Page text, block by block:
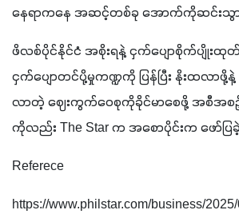
နေရာကနေ အဆင့်တစ်ခု အောက်ကိုဆင်းသွာ
ဖိလစ်ပိုင်နိုင်ငံ အစိုးရနဲ့ ငှက်ပျောစိုက်ပျို
ငှက်ပျောတင်ပို့မှုကဏ္ဍကို ပြန်ပြီး နိုးထလာဖို့
လာတဲ့ ဈေးကွက်ဝေစုကိုခိုင်မာစေဖို့ အစီအစ
ကိုလည်း The Star က အစောပိုင်းက ဖော်ပြ
Referece
https://www.philstar.com/business/